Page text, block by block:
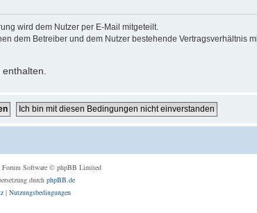
wird dem Nutzer per E-Mail mitgeteilt.
dem Betreiber und dem Nutzer bestehende Vertragsverhältnis
Software © phpBB Limited
durch phpBB.de
| Nutzungsbedingungen